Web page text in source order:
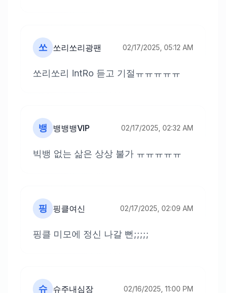
쏘 쏘리쏘리광팬 02/17/2025, 05:12 AM
쏘리쏘리 IntRo 듣고 기절ㅠㅠㅠㅠㅠ
뱅 뱅뱅뱅VIP 02/17/2025, 02:32 AM
빅뱅 없는 삶은 상상 불가 ㅠㅠㅠㅠㅠ
핑 핑클여신 02/17/2025, 02:09 AM
핑클 미모에 정신 나갈 뻔;;;;;
슈 슈주내심장 02/16/2025, 11:00 PM